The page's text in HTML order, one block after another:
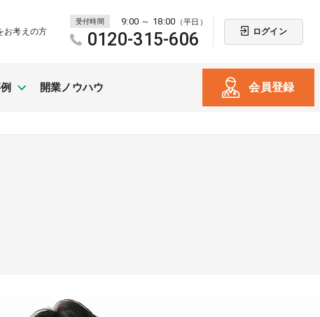
お考えの方
受付時間 9:00 ～ 18:00 （平日）
0120-315-606 ログイン
開業ノウハウ 会員登録